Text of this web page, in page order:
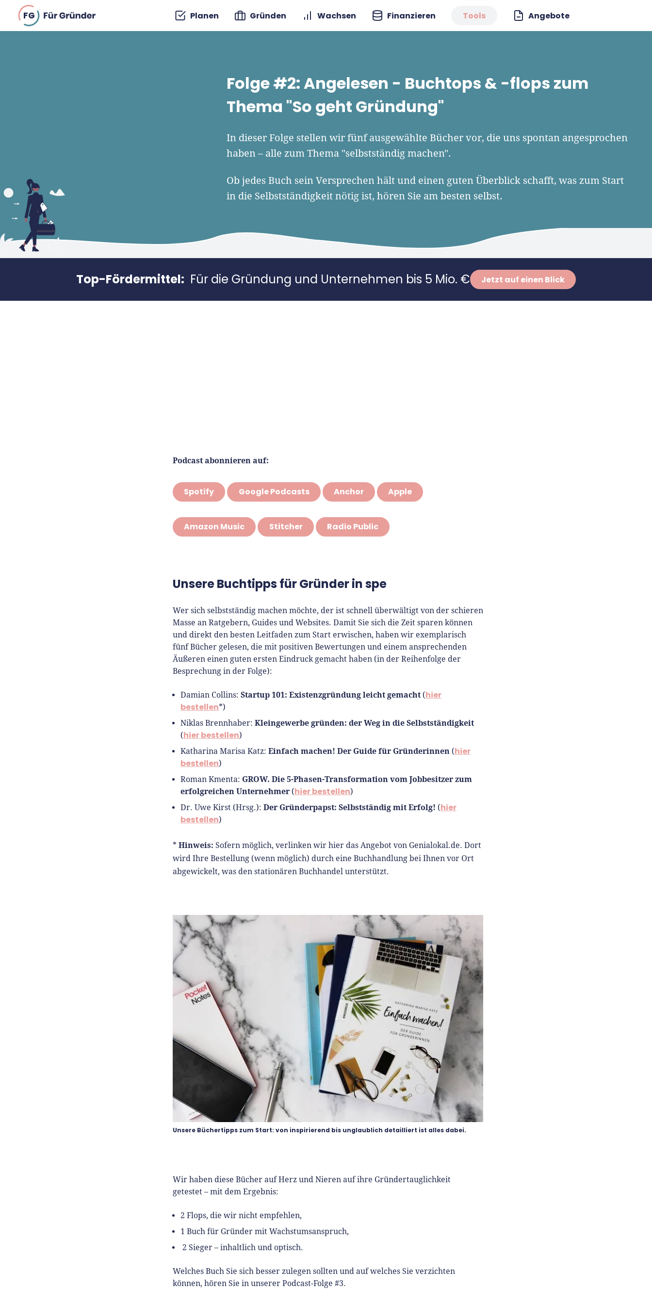
FG Planen Gründen Wachsen Finanzieren Tools Angebote
Folge #2: Angelesen - Buchtops & -flops zum
Thema "So geht Gründung"
In dieser Folge stellen wir fünf ausgewählte Bücher vor, die uns spontan angesprochen
haben – alle zum Thema "selbstständig machen".
Ob jedes Buch sein Versprechen hält und einen guten Überblick schafft, was zum Start
in die Selbstständigkeit nötig ist, hören Sie am besten selbst.
Top-Fördermittel: Für die Gründung und Unternehmen bis 5 Mio. € Jetzt auf einen Blick
Podcast abonnieren auf:
Spotify Google Podcasts Anchor Apple
Amazon Music Stitcher Radio Public
Unsere Buchtipps für Gründer in spe
Wer sich selbstständig machen möchte, der ist schnell überwältigt von der schieren
Masse an Ratgebern, Guides und Websites. Damit Sie sich die Zeit sparen können
und direkt den besten Leitfaden zum Start erwischen, haben wir exemplarisch
fünf Bücher gelesen, die mit positiven Bewertungen und einem ansprechenden
Äußeren einen guten ersten Eindruck gemacht haben (in der Reihenfolge der
Besprechung in der Folge):
Damian Collins: Startup 101: Existenzgründung leicht gemacht(hier
bestellen*)
Niklas Brennhaber: Kleingewerbe gründen: der Weg in die Selbstständigkeit
(hier bestellen)
Katharina Marisa Katz: Einfach machen! Der Guide für Gründerinnen(hier
bestellen)
Roman Kmenta: GROW. Die 5-Phasen-Transformation vom Jobbesitzer zum
erfolgreichen Unternehmer(hier bestellen)
Dr. Uwe Kirst (Hrsg.): Der Gründerpapst: Selbstständig mit Erfolg! (hier
bestellen)
* Hinweis: Sofern möglich, verlinken wir hier das Angebot von Genialokal.de. Dort
wird Ihre Bestellung (wenn möglich) durch eine Buchhandlung bei Ihnen vor Ort
abgewickelt, was den stationären Buchhandel unterstützt.
Unsere Büchertipps zum Start: von inspirierend bis unglaublich detailliert ist alles dabei.
Wir haben diese Bücher auf Herz und Nieren auf ihre Gründertauglichkeit
getestet – mit dem Ergebnis:
2 Flops, die wir nicht empfehlen,
1 Buch für Gründer mit Wachstumsanspruch,
2 Sieger – inhaltlich und optisch.
Welches Buch Sie sich besser zulegen sollten und auf welches Sie verzichten
können, hören Sie in unserer Podcast-Folge #3.